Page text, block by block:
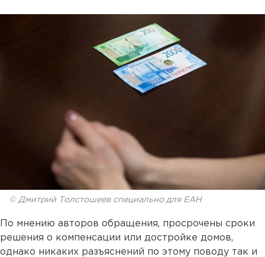
© Дмитрий Толстошеев специально для ЕАН
По мнению авторов обращения, просрочены сроки
решения о компенсации или достройке домов,
однако никаких разъяснений по этому поводу так и